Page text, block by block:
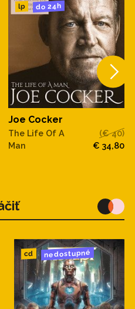
lp do 24h
Joe Cocker
The Life Of A
Man
(€ 40)
€ 34,80
cd nedostupné